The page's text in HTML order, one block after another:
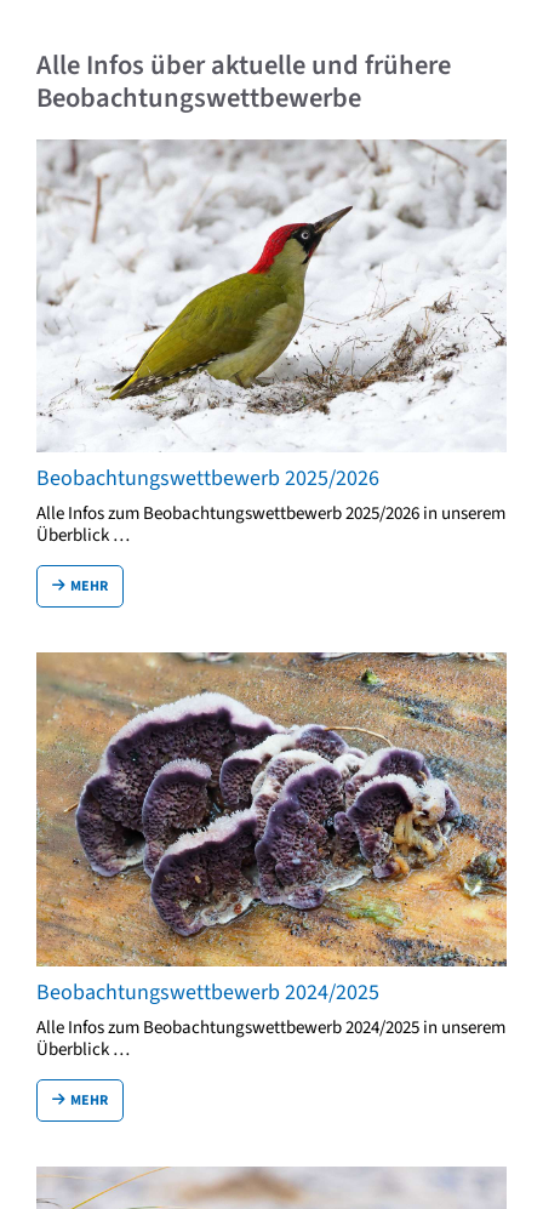
Alle Infos über aktuelle und frühere
Beobachtungswettbewerbe
Beobachtungswettbewerb 2025/2026
Alle Infos zum Beobachtungswettbewerb 2025/2026 in unserem
Überblick …
MEHR
Beobachtungswettbewerb 2024/2025
Alle Infos zum Beobachtungswettbewerb 2024/2025 in unserem
Überblick …
MEHR